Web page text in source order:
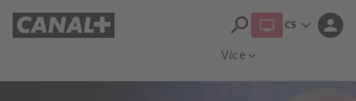
Více expand_more
search CS expand_more person